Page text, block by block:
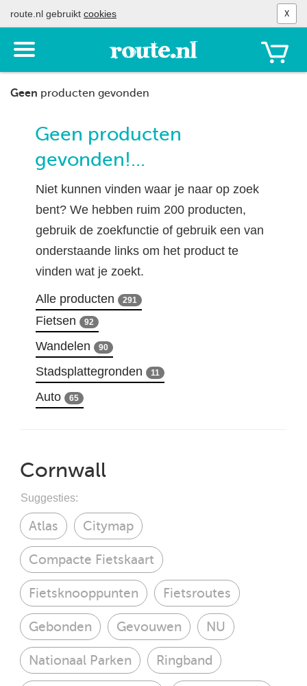
route.nl gebruikt cookies X
Toon
het
menu
Geen producten gevonden
Geen producten
gevonden!...
Niet kunnen vinden waar je naar op zoek
bent? We hebben ruim 200 producten,
gebruik de zoekfunctie of gebruik een van
onderstaande links om het product te
vinden wat je zoekt.
Alle producten 291
Fietsen 92
Wandelen 90
Stadsplattegronden 11
Auto 65
Cornwall
Suggesties:
Atlas Citymap
Compacte Fietskaart
Fietsknooppunten Fietsroutes
Gebonden Gevouwen NU
Nationaal Parken Ringband